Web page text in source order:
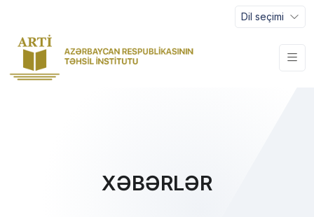
Dil seçimi
XƏBƏRLƏR